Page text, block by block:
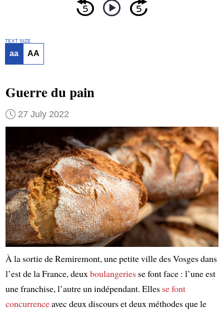
TEXT SIZE
aa AA
Guerre du pain
27 July 2022
À la sortie de Remiremont, une petite ville des Vosges dans
l’est de la France, deuxboulangeriesse font face : l’une est
une franchise, l’autre un indépendant. Elles se font
concurrenceavec deux discours et deux méthodes que le